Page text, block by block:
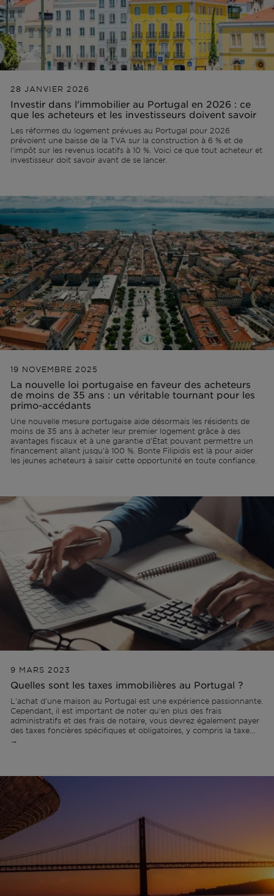
28 JANVIER 2026
Investir dans l'immobilier au Portugal en 2026 : ce
que les acheteurs et les investisseurs doivent savoir
Les réformes du logement prévues au Portugal pour 2026
prévoient une baisse de la TVA sur la construction à 6 % et de
l'impôt sur les revenus locatifs à 10 %. Voici ce que tout acheteur et
investisseur doit savoir avant de se lancer.
19 NOVEMBRE 2025
La nouvelle loi portugaise en faveur des acheteurs
de moins de 35 ans : un véritable tournant pour les
primo-accédants
Une nouvelle mesure portugaise aide désormais les résidents de
moins de 35 ans à acheter leur premier logement grâce à des
avantages fiscaux et à une garantie d'État pouvant permettre un
financement allant jusqu'à 100 %. Bonte Filipidis est là pour aider
les jeunes acheteurs à saisir cette opportunité en toute confiance.
9 MARS 2023
Quelles sont les taxes immobilières au Portugal ?
L'achat d'une maison au Portugal est une expérience passionnante.
Cependant, il est important de noter qu'en plus des frais
administratifs et des frais de notaire, vous devrez également payer
des taxes foncières spécifiques et obligatoires, y compris la taxe...
→
Lisbonne
Cascais
Comporta
Algarve
Ibiza
Sintra
Hors marché
Toutes les propriétés
Permis AL
Remettre à neuf
Développer
Tous les investissements
Portugal
Ibiza
L'équipe
Articles
Vidéos
EN
PT
ES